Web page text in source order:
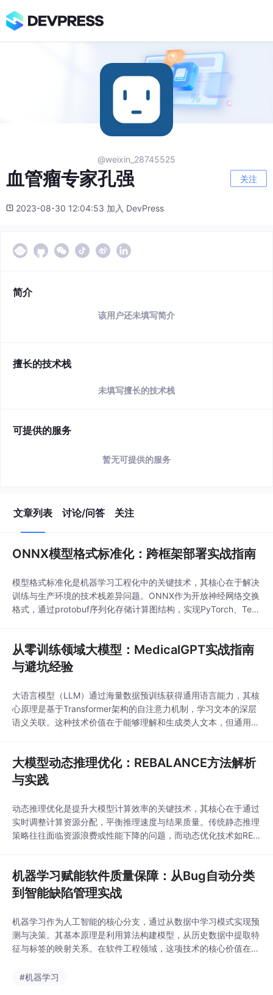
@weixin_28745525
血管瘤专家孔强 关注
2023-08-30 12:04:53 加入 DevPress
简介
该用户还未填写简介
擅长的技术栈
未填写擅长的技术栈
可提供的服务
暂无可提供的服务
文章列表 讨论/问答 关注
ONNX模型格式标准化：跨框架部署实战指南
模型格式标准化是机器学习工程化中的关键技术，其核心在于解决
训练与生产环境的技术栈差异问题。ONNX作为开放神经网络交换
格式，通过protobuf序列化存储计算图结构，实现PyTorch、Tens
际应用中，工业质检、移动端部署等场景通过ONNX可节省50%以
上的适配
从零训练领域大模型：MedicalGPT实战指南
与避坑经验
大语言模型（LLM）通过海量数据预训练获得通用语言能力，其核
心原理是基于Transformer架构的自注意力机制，学习文本的深层
语义关联。这种技术价值在于能够理解和生成类人文本，但通用模
将通用基座模型适配到医疗、法律等专业场景，使其能精准处理专
业术语和复杂逻辑。本
大模型动态推理优化：REBALANCE方法解析
与实践
动态推理优化是提升大模型计算效率的关键技术，其核心在于通过
实时调整计算资源分配，平衡推理速度与结果质量。传统静态推理
策略往往面临资源浪费或性能下降的问题，而动态优化技术如REB
技术可实现吞吐量提升67%的同时，将长尾延迟压缩至静态策略的
1/5。REBALANCE方法特别适用于存在
机器学习赋能软件质量保障：从Bug自动分类
到智能缺陷管理实战
机器学习作为人工智能的核心分支，通过从数据中学习模式实现预
测与决策。其基本原理是利用算法构建模型，从历史数据中提取特
征与标签的映射关系。在软件工程领域，这项技术的核心价值在于
软件质量保障场景，机器学习能够处理海量的非结构化文本数据，
#机器学习